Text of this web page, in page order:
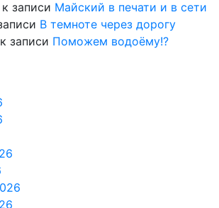
к записи Майский в печати и в сети
В темноте через дорогу
к записи Поможем водоёму!?